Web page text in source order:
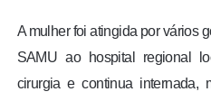
A mulher foi atingida por vários
SAMU ao hospital regional
cirurgia e continua internada,